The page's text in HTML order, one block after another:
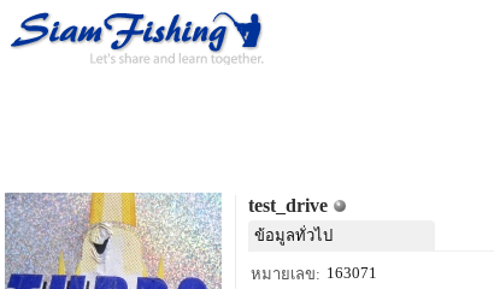
test_drive
ข้อมูลทั่วไป
หมายเลข: 163071